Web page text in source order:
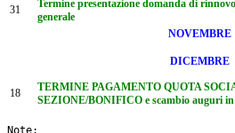
31
Termine presentazione domanda di
generale
NOVEMBRE
DICEMBRE
18
TERMINE PAGAMENTO QUOTA
SEZIONE/BONIFICO e scambio auguri in
Note: